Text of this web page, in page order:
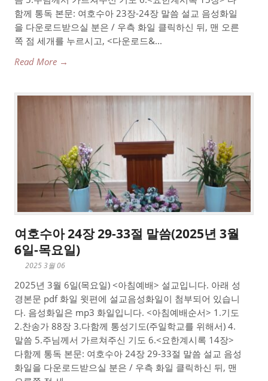
함께 통독 본문: 여호수아 23장-24장 말씀 설교 음성화일
을 다운로드받으실 분은 / 우측 화일 클릭하신 뒤, 맨 오른
쪽 점 세개를 누르시고, <다운로드&...
Read More →
여호수아 24장 29-33절 말씀(2025년 3월
6일-목요일)
2025 3월 06
2025년 3월 6일(목요일) <아침예배> 설교입니다. 아래 성
경본문 pdf 화일 윗편에 설교음성화일이 첨부되어 있습니
다. 음성화일은 mp3 화일입니다. <아침예배순서> 1.기도
2.찬송가 88장 3.다함께 통성기도(주일학교를 위해서) 4.
말씀 5.주님께서 가르쳐주신 기도 6.<요한계시록 14장>
다함께 통독 본문: 여호수아 24장 29-33절 말씀 설교 음성
화일을 다운로드받으실 분은 / 우측 화일 클릭하신 뒤, 맨